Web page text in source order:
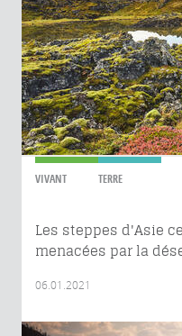
VIVANT TERRE
Les steppes d'Asie
menacées par la
06.01.2021